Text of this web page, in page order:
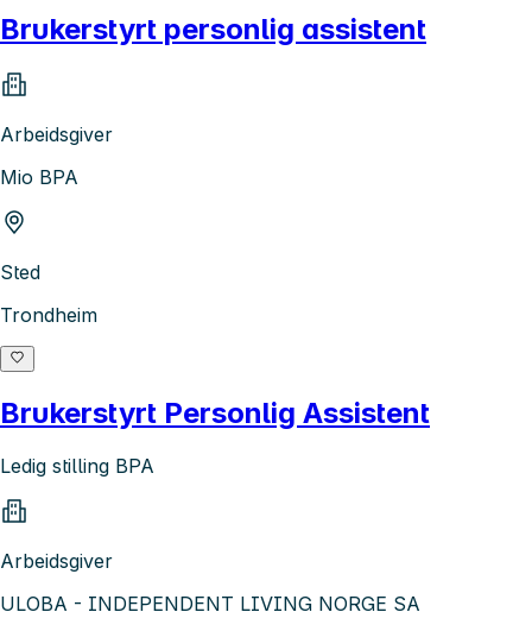
Brukerstyrt personlig assistent
Arbeidsgiver
Mio BPA
Sted
Trondheim
Brukerstyrt Personlig Assistent
Ledig stilling BPA
Arbeidsgiver
ULOBA - INDEPENDENT LIVING NORGE SA